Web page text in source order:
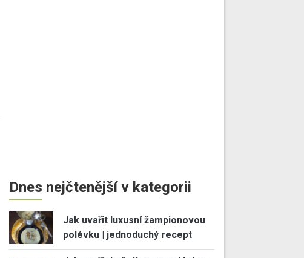
Dnes nejčtenější v kategorii
Jak uvařit luxusní žampionovou
polévku | jednoduchý recept